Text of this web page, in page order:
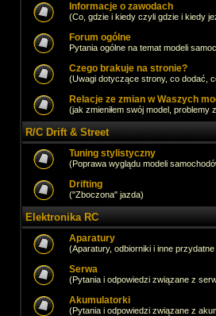
Informacje o zawodach
(Co, gdzie i kiedy czyli gdzie i kiedy
Forum ogólne
Pytania ogólne na temat modeli
Czego brakuje na stronie?
(Uwagi dotyczące strony, co dodać,
Relacje ze zmian w Waszych
(jak zmieniłem swój model,
R/C Drift & Street
Tuning stylistyczny
(Poprawa wyglądu modeli
Drifting
("Zboczona" jazda)
Elektronika RC
Aparatury
(Aparatury, odbiorniki i inne
Serwa
(Pytania i odpowiedzi związane z
Akumulatorki
(Pytania i odpowiedzi związane z